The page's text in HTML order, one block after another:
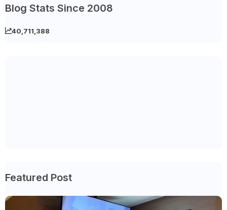
Blog Stats Since 2008
40,711,388
Featured Post